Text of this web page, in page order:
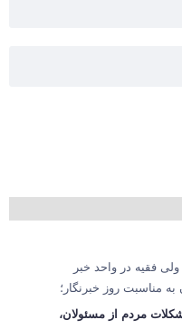
فقیه در واحد خبر
مناسبت روز خبرنگار؛
مردم از مسئولان،